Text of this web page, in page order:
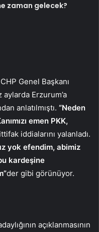
zaman gelecek?
Genel Başkanı
aylarda Erzurum’a
anlatılmıştı. “Neden
emen PKK,
iddialarını yalanladı.
yok efendim, abimiz
kardeşine
der gibi görünüyor.
açıklanmasının